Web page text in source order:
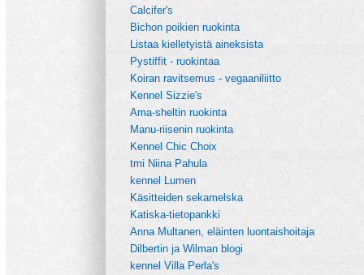
Calcifer's
Bichon poikien ruokinta
Listaa kielletyistä aineksista
Pystiffit - ruokintaa
Koiran ravitsemus - vegaaniliitto
Kennel Sizzie's
Ama-sheltin ruokinta
Manu-riisenin ruokinta
Kennel Chic Choix
tmi Niina Pahula
kennel Lumen
Käsitteiden sekamelska
Katiska-tietopankki
Anna Multanen, eläinten luontaishoitaja
Dilbertin ja Wilman blogi
kennel Villa Perla's